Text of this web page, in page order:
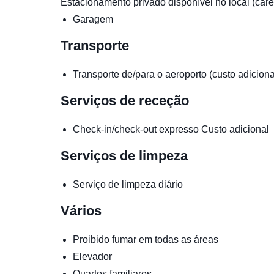
Garagem
Transporte
Transporte de/para o aeroporto (custo
Serviços de receção
Check-in/check-out expresso Custo adicional
Serviços de limpeza
Serviço de limpeza diário
Vários
Proibido fumar em todas as áreas
Elevador